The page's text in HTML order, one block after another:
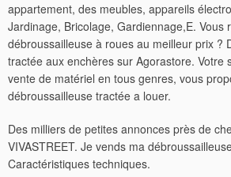
appartement, des meubles, appareils
Jardinage, Bricolage, Gardiennage,E. Vous
débroussailleuse à roues au meilleur prix ?
tractée aux enchères sur Agorastore. Votre
vente de matériel en tous genres, vous
débroussailleuse tractée a louer.
Des milliers de petites annonces près de
VIVASTREET. Je vends ma
Caractéristiques techniques.